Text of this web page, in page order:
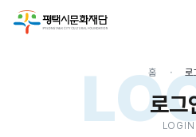
홈 로
로그
LOGIN